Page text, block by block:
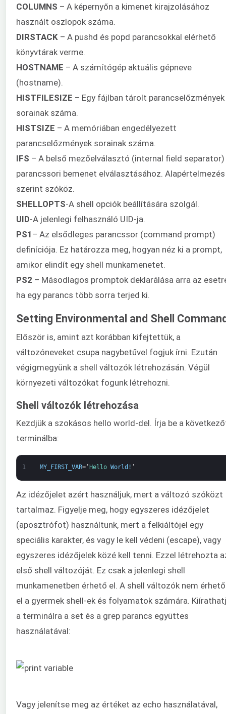
COLUMNS – A képernyőn a kimenet kirajzolásához
használt oszlopok száma.
DIRSTACK – A pushd és popd parancsokkal elérhető
könyvtárak verme.
HOSTNAME – A számítógép aktuális gépneve
(hostname).
HISTFILESIZE – Egy fájlban tárolt parancselőzmények
sorainak száma.
HISTSIZE – A memóriában engedélyezett
parancselőzmények sorainak száma.
IFS – A belső mezőelválasztó (internal field separator)
parancssori bemenet elválasztásához. Alapértelmezés
szerint szóköz.
SHELLOPTS-A shell opciók beállítására szolgál.
UID-A jelenlegi felhasználó UID-ja.
PS1 – Az elsődleges parancssor (command prompt)
definíciója. Ez határozza meg, hogyan néz ki a prompt,
amikor elindít egy shell munkamenetet.
PS2 – Másodlagos promptok deklarálása arra az
ha egy parancs több sorra terjed ki.
Setting Environmental and Shell
Először is, amint azt korábban kifejtettük, a
változóneveket csupa nagybetűvel fogjuk írni. Ezután
végigmegyünk a shell változók létrehozásán. Végül
környezeti változókat fogunk létrehozni.
Shell változók létrehozása
Kezdjük a szokásos hello world-del. Írja be a
terminálba:
1 MY_FIRST_VAR=’ Hello World ! ’
Az idézőjelet azért használjuk, mert a változó szóközt
tartalmaz. Figyelje meg, hogy egyszeres idézőjelet
(aposztrófot) használtunk, mert a felkiáltójel egy
speciális karakter, és vagy le kell védeni (escape), vagy
egyszeres idézőjelek közé kell tenni. Ezzel létrehozta
első shell változóját. Ez csak a jelenlegi shell
munkamenetben érhető el. A shell változók nem
el a gyermek shell-ek és folyamatok számára.
a terminálra a set és a grep parancs együttes
használatával:
Vagy jelenítse meg az értéket az echo használatával,